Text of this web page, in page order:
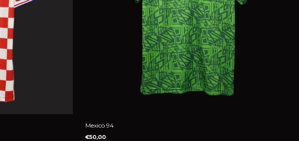
Mexico 94
€50,00